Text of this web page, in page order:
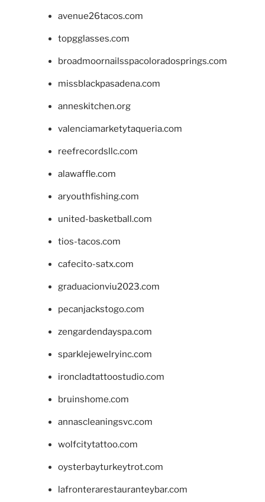
avenue26tacos.com
topgglasses.com
broadmoornailsspacoloradosprings.com
missblackpasadena.com
anneskitchen.org
valenciamarketytaqueria.com
reefrecordsllc.com
alawaffle.com
aryouthfishing.com
united-basketball.com
tios-tacos.com
cafecito-satx.com
graduacionviu2023.com
pecanjackstogo.com
zengardendayspa.com
sparklejewelryinc.com
ironcladtattoostudio.com
bruinshome.com
annascleaningsvc.com
wolfcitytattoo.com
oysterbayturkeytrot.com
lafronterarestauranteybar.com